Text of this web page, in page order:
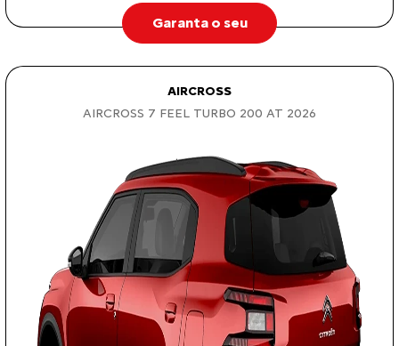
Garanta o seu
AIRCROSS
AIRCROSS 7 FEEL TURBO 200 AT 2026